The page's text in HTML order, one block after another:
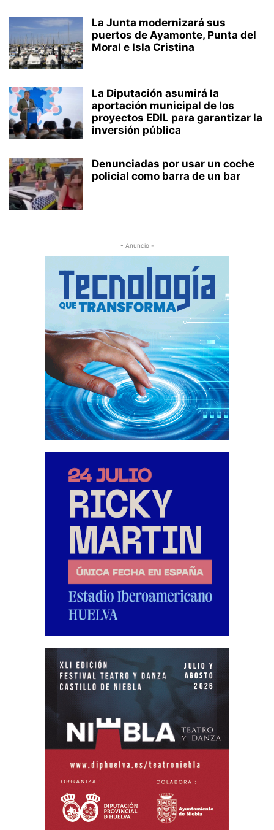
La Junta modernizará sus
puertos de Ayamonte, Punta del
Moral e Isla Cristina
La Diputación asumirá la
aportación municipal de los
proyectos EDIL para garantizar la
inversión pública
Denunciadas por usar un coche
policial como barra de un bar
- Anuncio -